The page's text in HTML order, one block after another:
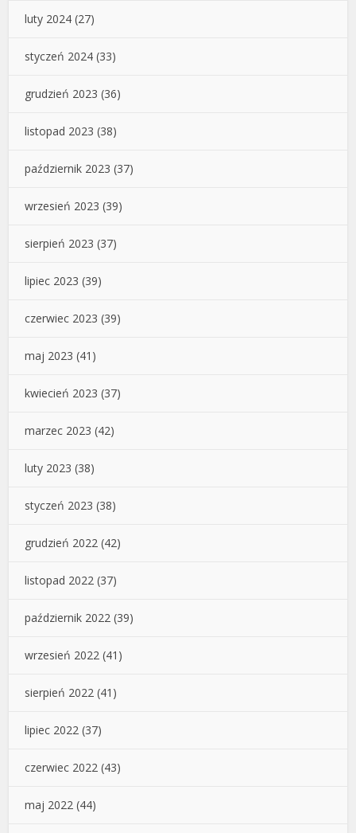
luty 2024 (27)
styczeń 2024 (33)
grudzień 2023 (36)
listopad 2023 (38)
październik 2023 (37)
wrzesień 2023 (39)
sierpień 2023 (37)
lipiec 2023 (39)
czerwiec 2023 (39)
maj 2023 (41)
kwiecień 2023 (37)
marzec 2023 (42)
luty 2023 (38)
styczeń 2023 (38)
grudzień 2022 (42)
listopad 2022 (37)
październik 2022 (39)
wrzesień 2022 (41)
sierpień 2022 (41)
lipiec 2022 (37)
czerwiec 2022 (43)
maj 2022 (44)